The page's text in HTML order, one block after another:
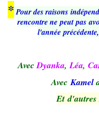
*Pour des raisons
rencontre ne peut pas
l'année
AvecDyanka, Léa,
AvecKamel
Et d'autres